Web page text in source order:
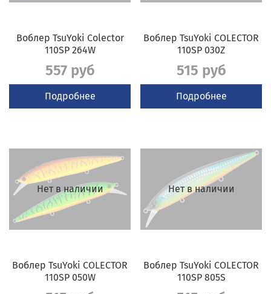
Воблер TsuYoki Colector
110SP 264W
557 руб
Подробнее
Воблер TsuYoki COLECTOR
110SP 030Z
515 руб
Подробнее
Нет в наличии
Воблер TsuYoki COLECTOR
110SP 050W
Нет в наличии
Воблер TsuYoki COLECTOR
110SP 805S